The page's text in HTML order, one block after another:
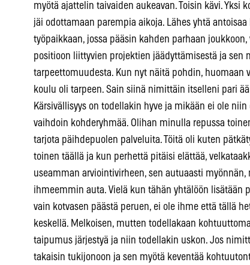
myötä ajattelin taivaiden aukeavan. Toisin kävi. Yksi
jäi odottamaan parempia aikoja. Lähes yhtä
työpaikkaan, jossa pääsin kahden parhaan
positioon liittyvien projektien jäädyttämisestä ja sen
tarpeettomuudesta. Kun nyt näitä pohdin, huomaan
koulu oli tarpeen. Sain siinä nimittäin itselleni pari
Kärsivällisyys on todellakin hyve ja mikään ei ole
vaihdoin kohderyhmää. Olihan minulla repussa
tarjota päihdepuolen palveluita. Töitä oli kuten
toinen täällä ja kun perhettä pitäisi elättää,
useamman arviointivirheen, sen autuaasti
ihmeemmin auta. Vielä kun tähän yhtälöön lisätään
vain kotvasen päästä peruen, ei ole ihme että tällä
keskellä. Melkoisen, mutten todellakaan
taipumus järjestyä ja niin todellakin uskon. Jos
takaisin tukijonoon ja sen myötä keventää